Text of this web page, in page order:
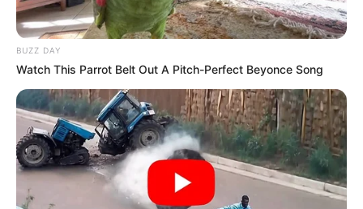
Tenemos todas las noticias que le
interesan. Para estar bien informado, por
favor, active las notificaciones de Alerta.
ACTIVAR AHORA
TEMAS DESTACADOS
BUZZ DAY
Watch This Parrot Belt Out A Pitch-Perfect Beyonce Song